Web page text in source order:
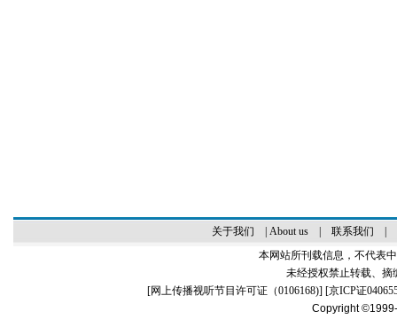
关于我们 About us| 联系我们
本网站所刊载信息，不代表
未经授权禁止转载、摘
[网上传播视听节目许可证（0106168)] [京ICP证
Copyright